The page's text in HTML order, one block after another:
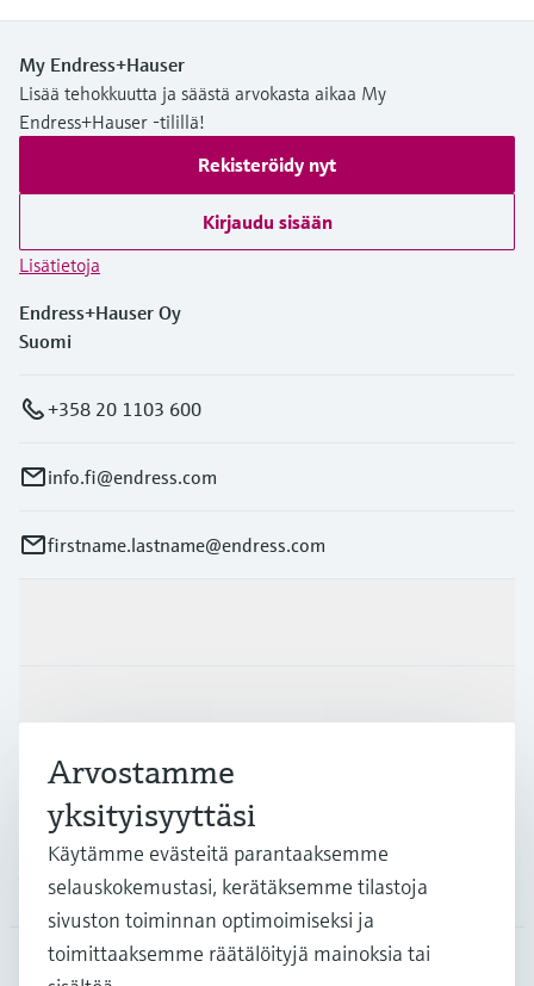
My Endress+Hauser
Lisää tehokkuutta ja säästä arvokasta aikaa My
Endress+Hauser -tilillä!
Rekisteröidy nyt
Kirjaudu sisään
Lisätietoja
Endress+Hauser Oy
Suomi
+358 20 1103 600
info.fi@endress.com
firstname.lastname@endress.com
Yritys
Arvostamme
yksityisyyttäsi
Käytämme evästeitä parantaaksemme
selauskokemustasi, kerätäksemme tilastoja
sivuston toiminnan optimoimiseksi ja
toimittaaksemme räätälöityjä mainoksia tai